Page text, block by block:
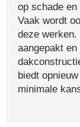
op schade
Vaak wordt
deze
aangepakt
biedt
minimale